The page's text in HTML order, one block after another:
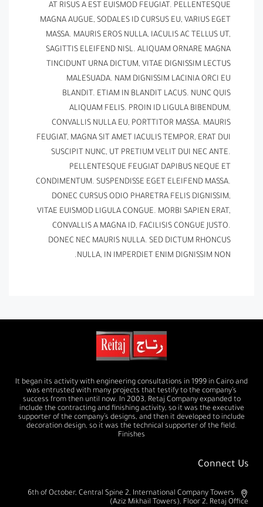
AT RISUS A EST EUISMOD FEUGIAT. PELLENTESQUE
MAGNA AUGUE, SODALES ID CURSUS EU, VARIUS EGET
MASSA. MAURIS EROS NULLA, IACULIS AC TELLUS UT,
SAGITTIS ELEIFEND NISL. ALIQUAM ORNARE MAGNA
TINCIDUNT URNA DICTUM, VITAE DIGNISSIM LECTUS
MALESUADA. NAM DIGNISSIM LACINIA ORCI EU
BLANDIT. ETIAM IN BLANDIT LACUS. NUNC QUIS
ALIQUAM FELIS. PROIN ID LIGULA BIBENDUM,
CONVALLIS NULLA EU, PORTTITOR MASSA. MAURIS
FEUGIAT, MAGNA SIT AMET IACULIS TEMPOR, ERAT DUI
SUSCIPIT NUNC, UT PRETIUM VELIT DUI NEC ANTE.
PELLENTESQUE FEUGIAT DAPIBUS NEQUE ET
CONDIMENTUM. SUSPENDISSE EGET ELEIFEND MASSA.
DONEC CURSUS ODIO PHARETRA FELIS DIGNISSIM,
VITAE EUISMOD LIGULA CONGUE. MORBI SAPIEN ERAT,
CONVALLIS A MAGNA ID, FACILISIS CONGUE JUSTO.
DONEC NEC MAURIS NULLA. SED DICTUM RHONCUS
NULLA, IN IMPERDIET ENIM DIGNISSIM NON.
It began its activity with engineering consultations in 1999 in Cairo and
was entrusted with many projects that testify to the company’s
success from then until now. In 2003, Retaj Company expanded to
include the contracting and finishing activity, so it was the executive
supporter of the company’s designs, and then it developed to include
decoration design, so it was the technical supporter of the field.
Finishes
Connect Us
6th of October, Central Spine 2, International Company Towers
(Aziz Mikhail Towers), Floor 2, Retaj Office